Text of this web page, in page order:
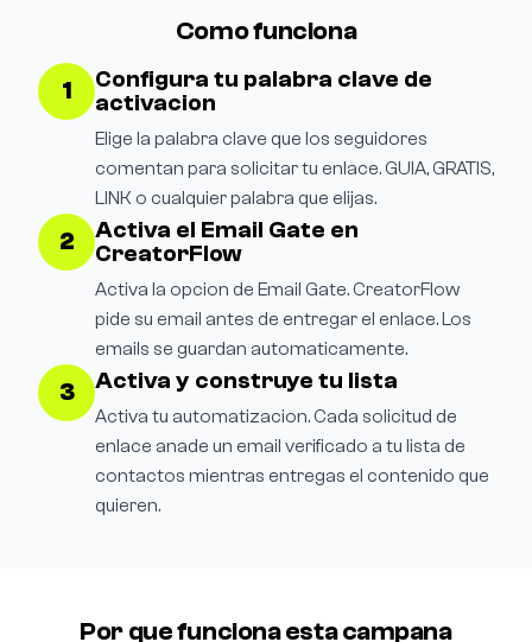
Como funciona
1
Configura tu palabra clave de
activacion
Elige la palabra clave que los seguidores
comentan para solicitar tu enlace. GUIA, GRATIS,
LINK o cualquier palabra que elijas.
2
Activa el Email Gate en
CreatorFlow
Activa la opcion de Email Gate. CreatorFlow
pide su email antes de entregar el enlace. Los
emails se guardan automaticamente.
3 Activa y construye tu lista
Activa tu automatizacion. Cada solicitud de
enlace anade un email verificado a tu lista de
contactos mientras entregas el contenido que
quieren.
Por que funciona esta campana